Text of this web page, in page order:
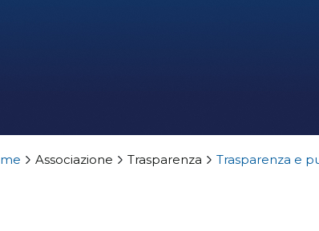
Associazione Trasparenza Trasparenza e